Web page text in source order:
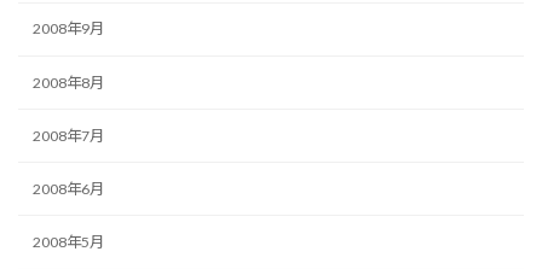
2008年9月
2008年8月
2008年7月
2008年6月
2008年5月